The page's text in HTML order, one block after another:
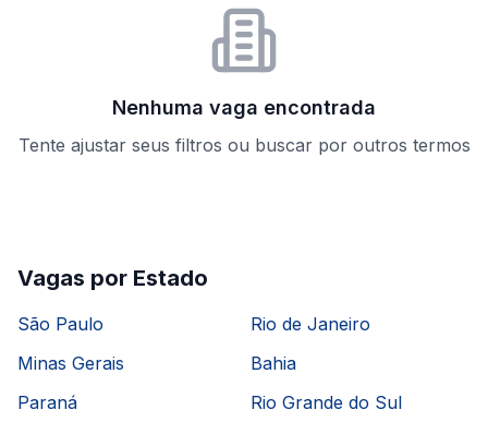
Nenhuma vaga encontrada
Tente ajustar seus filtros ou buscar por outros termos
Vagas por Estado
São Paulo
Rio de Janeiro
Minas Gerais
Bahia
Paraná
Rio Grande do Sul